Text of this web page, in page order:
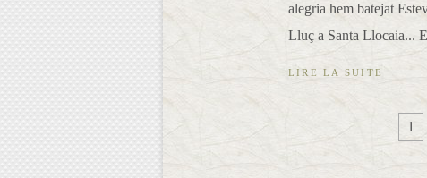
alegria hem batejat
Lluç a Santa Llocaia...
LIRE LA SUITE
1